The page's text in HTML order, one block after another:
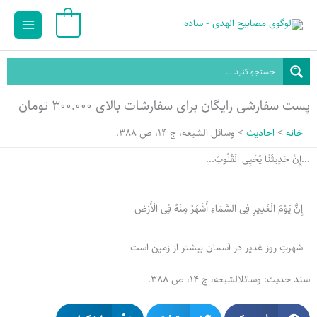
محتوا
Main
پست سفارشی رایگان برای سفارشات بالای ۳۰۰.۰۰۰ تومان
خانه احادیث
وسائل‏ الشیعه، ج 14، ص 388.
...إِنَّ حَدِيثَنٰا یُحْیِی الْقُلُوبَ...
إِنَّ یَوْمَ الْغَدِیرِ فِی السَّمَاءِ أَشْهَرُ مِنْهُ فِی الْأَرْض
شهرتِ روز غدیر در آسمان بیش‏تر از زمین است
سند حدیث: وسائل‏الشیعه، ج 14، ص 388.